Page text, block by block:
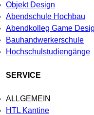
Objekt Design
Abendschule Hochbau
Abendkolleg Game
Bauhandwerkerschule
Hochschulstudiengänge
SERVICE
ALLGEMEIN
HTL Kantine